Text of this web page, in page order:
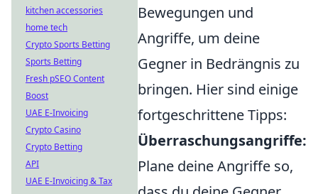
Bewegungen und
Angriffe, um deine
Gegner in Bedrängnis zu
bringen. Hier sind einige
fortgeschrittene Tipps:
Überraschungsangriffe:
Plane deine Angriffe so,
kitchen accessories
home tech
Crypto Sports Betting
Sports Betting
Fresh pSEO Content
Boost
UAE E-Invoicing
Crypto Casino
Crypto Betting
API
UAE E-Invoicing & Tax